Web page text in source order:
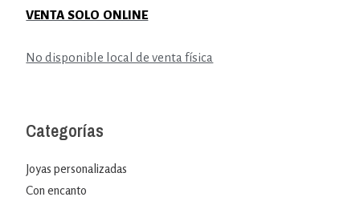
VENTA SOLO ONLINE
No disponible local de venta física
Categorías
Joyas personalizadas
Con encanto